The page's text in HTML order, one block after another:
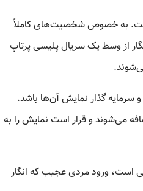
است. به خصوص شخصیت‌های کاملاً
از وسط یک سریال پلیسی پرتاپ
سرمایه گذار نمایش آن‌ها باشد.
می‌شوند و قرار است نمایش را به
است، ورود مردی عجیب که انگار